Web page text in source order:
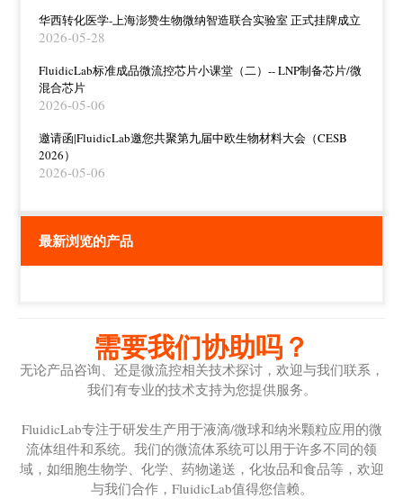
华西转化医学-上海澎赞生物微纳智造联合实验室 正式挂牌成立
2026-05-28
FluidicLab标准成品微流控芯片小课堂（二）-- LNP制备芯片/微
混合芯片
2026-05-06
邀请函|FluidicLab邀您共聚第九届中欧生物材料大会（CESB
2026）
2026-05-06
最新浏览的产品
需要我们协助吗？
无论产品咨询、还是微流控相关技术探讨，欢迎与我们联系，
我们有专业的技术支持为您提供服务。
FluidicLab专注于研发生产用于液滴/微球和纳米颗粒应用的微
流体组件和系统。我们的微流体系统可以用于许多不同的领
域，如细胞生物学、化学、药物递送，化妆品和食品等，欢迎
与我们合作，FluidicLab值得您信赖。